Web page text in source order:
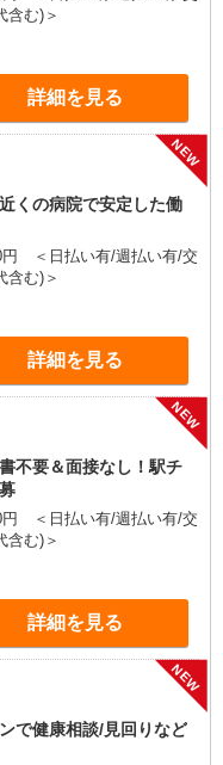
含む)＞
詳細を見る
NEW
くの病院で安定した働
円 ＜日払い有/週払い有/交
含む)＞
詳細を見る
NEW
要＆面接なし！駅チ
円 ＜日払い有/週払い有/交
含む)＞
詳細を見る
NEW
で健康相談/見回りなど